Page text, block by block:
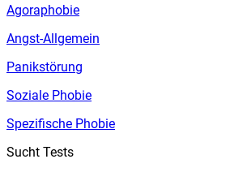
Agoraphobie
Angst-Allgemein
Panikstörung
Soziale Phobie
Spezifische Phobie
Sucht Tests